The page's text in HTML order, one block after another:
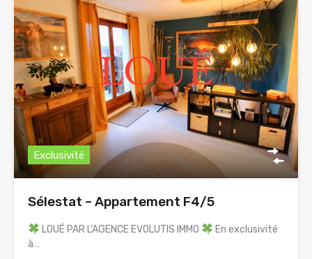
Exclusivité
Sélestat – Appartement F4/5
LOUÉ PAR L’AGENCE EVOLUTIS IMMO
En exclusivité
à…